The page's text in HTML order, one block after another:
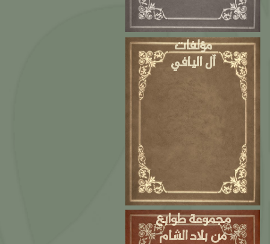
مؤلفات
آل اليافي
مجموعة طوابع
من بلاد الشام